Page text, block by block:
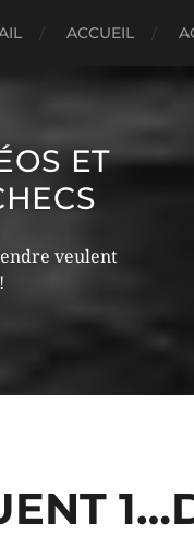
ACCUEIL
ET
veulent